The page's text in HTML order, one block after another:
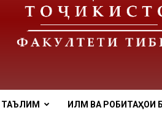
ТАЪЛИМ ИЛМ ВА РОБИТАҲОИ